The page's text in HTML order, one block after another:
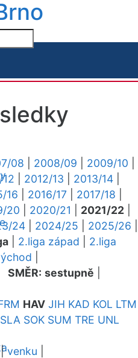
08 2008/09 2009/10
12 2012/13 2013/14
16 2016/17 2017/18
20 2020/21 2021/22
24 2024/25 2025/26
2.liga západ
2.liga
SMĚR: sestupně
HAV JIH KAD KOL LTM
SLA SOK SUM TRE UNL
venku